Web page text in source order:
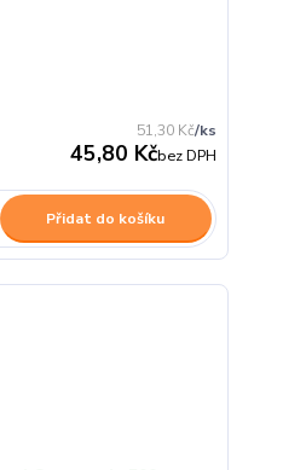
51,30 Kč/ks
45,80 Kčbez DPH
Přidat do košíku